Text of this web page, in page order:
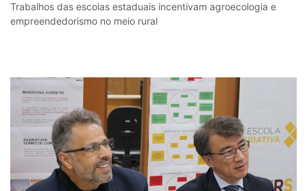
Trabalhos das escolas estaduais incentivam agroecologia e
empreendedorismo no meio rural